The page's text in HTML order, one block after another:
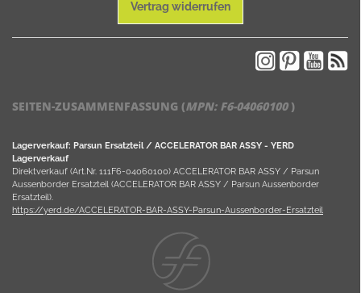
Vertrag widerrufen
SEITEN-ZUSAMMENFASSUNG (MPN: F6-04060100)
Lagerverkauf: Parsun Ersatzteil / ACCELERATOR BAR ASSY - YERD
Lagerverkauf
Direktverkauf (Art.Nr. 111F6-04060100) ACCELERATOR BAR ASSY / Parsun
Aussenborder Ersatzteil (ACCELERATOR BAR ASSY / Parsun Aussenborder
Ersatzteil).
https://yerd.de/ACCELERATOR-BAR-ASSY-Parsun-Aussenborder-Ersatzteil